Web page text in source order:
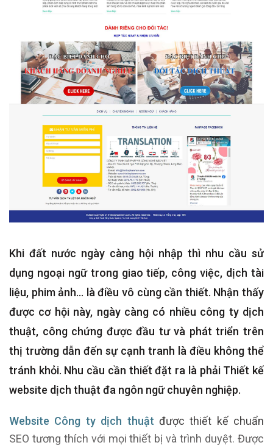
Khi đất nước ngày càng hội nhập thì nhu cầu sử
dụng ngoại ngữ trong giao tiếp, công việc, dịch tài
liệu, phim ảnh... là điều vô cùng cần thiết. Nhận thấy
được cơ hội này, ngày càng có nhiều công ty dịch
thuật, công chứng được đầu tư và phát triển trên
thị trường dẫn đến sự cạnh tranh là điều không thể
tránh khỏi. Nhu cầu cần thiết đặt ra là phải Thiết kế
website dịch thuật đa ngôn ngữ chuyên nghiệp.
Website Công ty dịch thuật được thiết kế chuẩn
SEO tương thích với mọi thiết bị và trình duyệt. Được